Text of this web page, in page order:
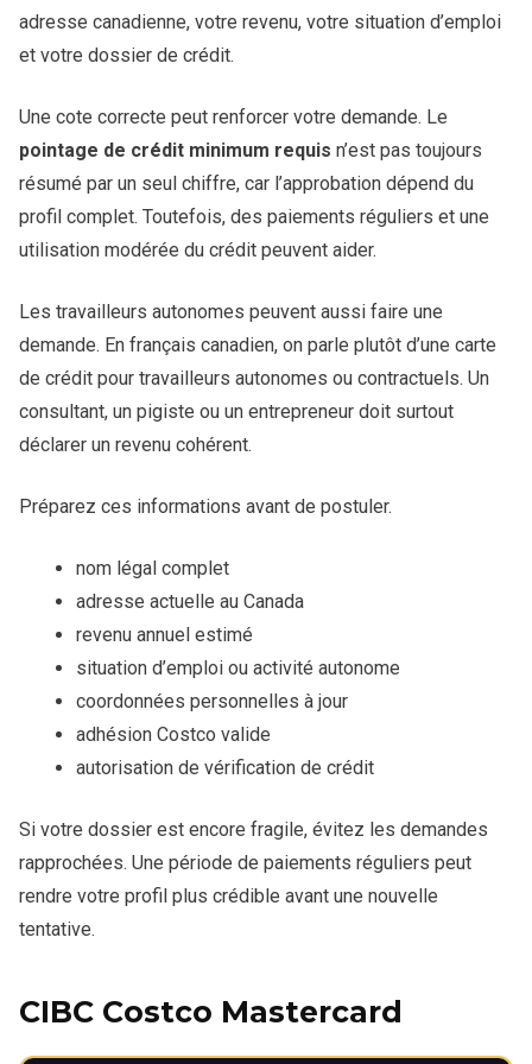
adresse canadienne, votre revenu, votre situation d’emploi
et votre dossier de crédit.
Une cote correcte peut renforcer votre demande. Le
pointage de crédit minimum requis n’est pas toujours
résumé par un seul chiffre, car l’approbation dépend du
profil complet. Toutefois, des paiements réguliers et une
utilisation modérée du crédit peuvent aider.
Les travailleurs autonomes peuvent aussi faire une
demande. En français canadien, on parle plutôt d’une carte
de crédit pour travailleurs autonomes ou contractuels. Un
consultant, un pigiste ou un entrepreneur doit surtout
déclarer un revenu cohérent.
Préparez ces informations avant de postuler.
nom légal complet
adresse actuelle au Canada
revenu annuel estimé
situation d’emploi ou activité autonome
coordonnées personnelles à jour
adhésion Costco valide
autorisation de vérification de crédit
Si votre dossier est encore fragile, évitez les demandes
rapprochées. Une période de paiements réguliers peut
rendre votre profil plus crédible avant une nouvelle
tentative.
CIBC Costco Mastercard